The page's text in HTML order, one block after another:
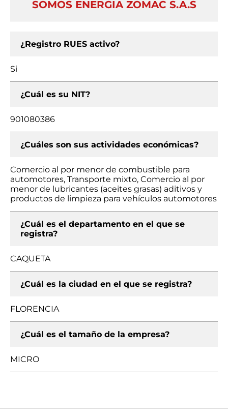
SOMOS ENERGIA ZOMAC S.A.S
¿Registro RUES activo?
Si
¿Cuál es su NIT?
901080386
¿Cuáles son sus actividades económicas?
Comercio al por menor de combustible para
automotores, Transporte mixto, Comercio al por
menor de lubricantes (aceites grasas) aditivos y
productos de limpieza para vehículos automotores
¿Cuál es el departamento en el que se
registra?
CAQUETA
¿Cuál es la ciudad en el que se registra?
FLORENCIA
¿Cuál es el tamaño de la empresa?
MICRO